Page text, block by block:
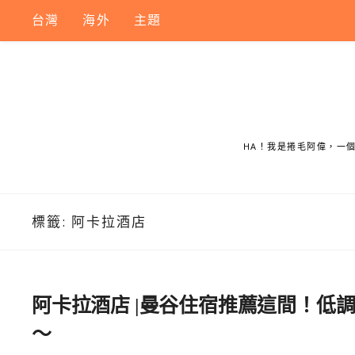
content
台灣 海外 主題
HA！我是捲毛阿偉，一
標籤: 阿卡拉酒店
阿卡拉酒店 |曼谷住宿推薦這間！低
～